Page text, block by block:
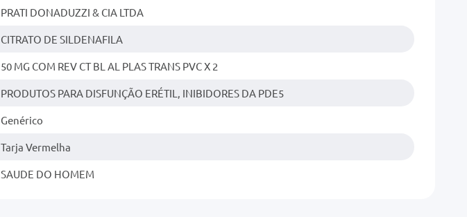
PRATI DONADUZZI & CIA LTDA
CITRATO DE SILDENAFILA
50 MG COM REV CT BL AL PLAS TRANS PVC X 2
PRODUTOS PARA DISFUNÇÃO ERÉTIL, INIBIDORES DA PDE5
Genérico
Tarja Vermelha
SAUDE DO HOMEM